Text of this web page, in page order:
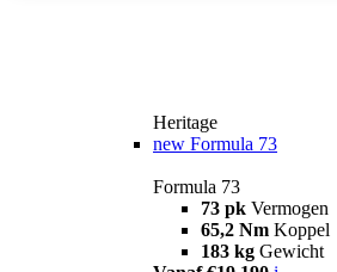
Heritage
new Formula 73
Formula 73
73 pk Vermogen
65,2 Nm Koppel
183 kg Gewicht